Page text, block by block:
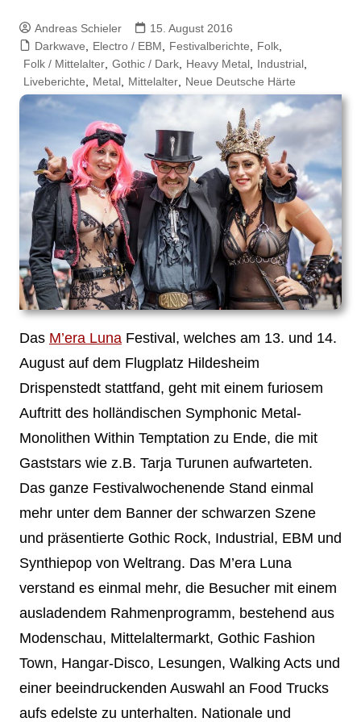
Andreas Schieler
15. August 2016
Darkwave
Electro / EBM Festivalberichte Folk,
Folk / Mittelalter, Gothic / Dark, Heavy Metal, Industrial,
Liveberichte
Metal, Mittelalter, Neue Deutsche Härte
Das M’era LunaFestival, welches am 13. und 14.
August auf dem Flugplatz Hildesheim
Drispenstedt stattfand, geht mit einem furiosem
Auftritt des holländischen Symphonic Metal-
Monolithen Within Temptation zu Ende, die mit
Gaststars wie z.B. Tarja Turunen aufwarteten.
Das ganze Festivalwochenende Stand einmal
mehr unter dem Banner der schwarzen Szene
und präsentierte Gothic Rock, Industrial, EBM und
Synthiepop von Weltrang. Das M’era Luna
verstand es einmal mehr, die Besucher mit einem
ausladendem Rahmenprogramm, bestehend aus
Modenschau, Mittelaltermarkt, Gothic Fashion
Town, Hangar-Disco, Lesungen, Walking Acts und
einer beeindruckenden Auswahl an Food Trucks
aufs edelste zu unterhalten. Nationale und